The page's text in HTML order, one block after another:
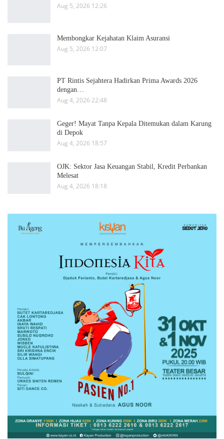
Aug 5, 2026 12:26
Membongkar Kejahatan Klaim Asuransi
Aug 5, 2026 12:07
PT Rintis Sejahtera Hadirkan Prima Awards 2026
dengan…
Aug 4, 2026 22:48
Geger! Mayat Tanpa Kepala Ditemukan dalam Karung
di Depok
Aug 4, 2026 18:57
OJK: Sektor Jasa Keuangan Stabil, Kredit Perbankan
Melesat
Aug 4, 2026 18:18